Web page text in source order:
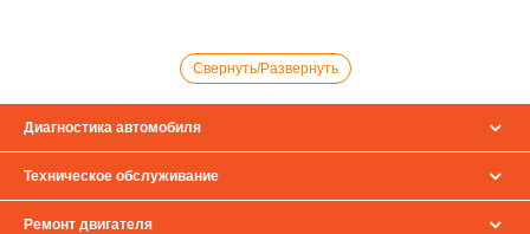
Свернуть/Развернуть
Диагностика автомобиля
Техническое обслуживание
Ремонт двигателя